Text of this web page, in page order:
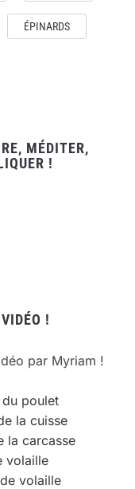
ÉPINARDS
MÉDITER,
!
!
par Myriam !
poulet
la cuisse
la carcasse
volaille
volaille